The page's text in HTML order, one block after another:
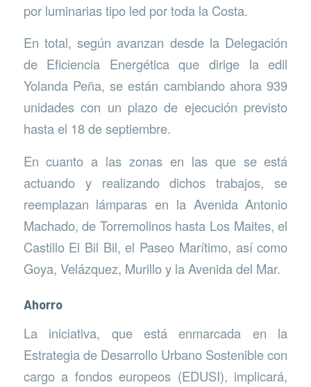
por luminarias tipo led por toda la Costa.
En total, según avanzan desde la Delegación
de Eficiencia Energética que dirige la edil
Yolanda Peña, se están cambiando ahora 939
unidades con un plazo de ejecución previsto
hasta el 18 de septiembre.
En cuanto a las zonas en las que se está
actuando y realizando dichos trabajos, se
reemplazan lámparas en la Avenida Antonio
Machado, de Torremolinos hasta Los Maites, el
Castillo El Bil Bil, el Paseo Marítimo, así como
Goya, Velázquez, Murillo y la Avenida del Mar.
Ahorro
La iniciativa, que está enmarcada en la
Estrategia de Desarrollo Urbano Sostenible con
cargo a fondos europeos (EDUSI), implicará,